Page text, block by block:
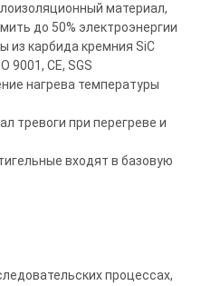
материал,
до 50% электроэнергии
из карбида кремния SiC
9001, CЕ, SGS
нагрева температуры
тревоги при перегреве и
входят в базовую
процессах,